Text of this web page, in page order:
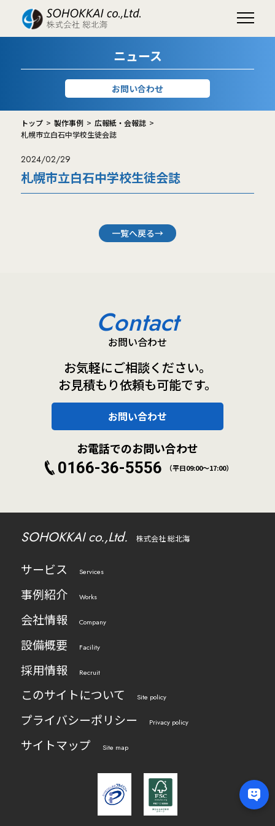
ニュース
お問い合わせ
トップ 製作事例
広報紙・会報誌
札幌市立白石中学校生徒会誌
2024/02/29
札幌市立白石中学校生徒会誌
一覧へ戻る→
Contact
お問い合わせ
お気軽にご相談ください。
お見積もり依頼も可能です。
お問い合わせ
お電話でのお問い合わせ
0166-36-5556 （平日09:00～17:00）
SOHOKKAI co.,Ltd. 株式会社 総北海
サービス Services
事例紹介 Works
会社情報 Company
設備概要 Facility
採用情報 Recruit
このサイトについて Site policy
プライバシーポリシー Privacy policy
サイトマップ Site map